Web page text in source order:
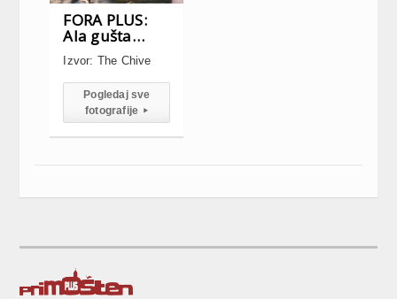
FORA PLUS:
Ala gušta…
Izvor: The Chive
Pogledaj sve
fotografije▸